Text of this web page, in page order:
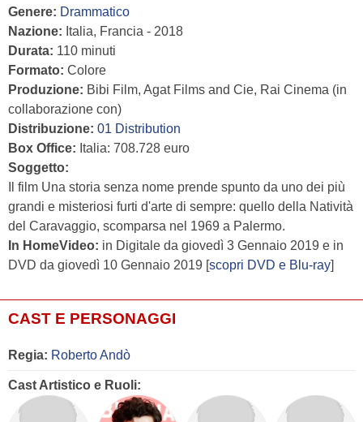
Genere: Drammatico
Nazione: Italia, Francia - 2018
Durata: 110 minuti
Formato: Colore
Produzione: Bibi Film, Agat Films and Cie, Rai Cinema (in
collaborazione con)
Distribuzione: 01 Distribution
Box Office: Italia: 708.728 euro
Soggetto:
Il film Una storia senza nome prende spunto da uno dei più
grandi e misteriosi furti d'arte di sempre: quello della Natività
del Caravaggio, scomparsa nel 1969 a Palermo.
In HomeVideo: in Digitale da giovedì 3 Gennaio 2019 e in
DVD da giovedì 10 Gennaio 2019 [scopri DVD e Blu-ray]
CAST E PERSONAGGI
Regia: Roberto Andò
Cast Artistico e Ruoli: